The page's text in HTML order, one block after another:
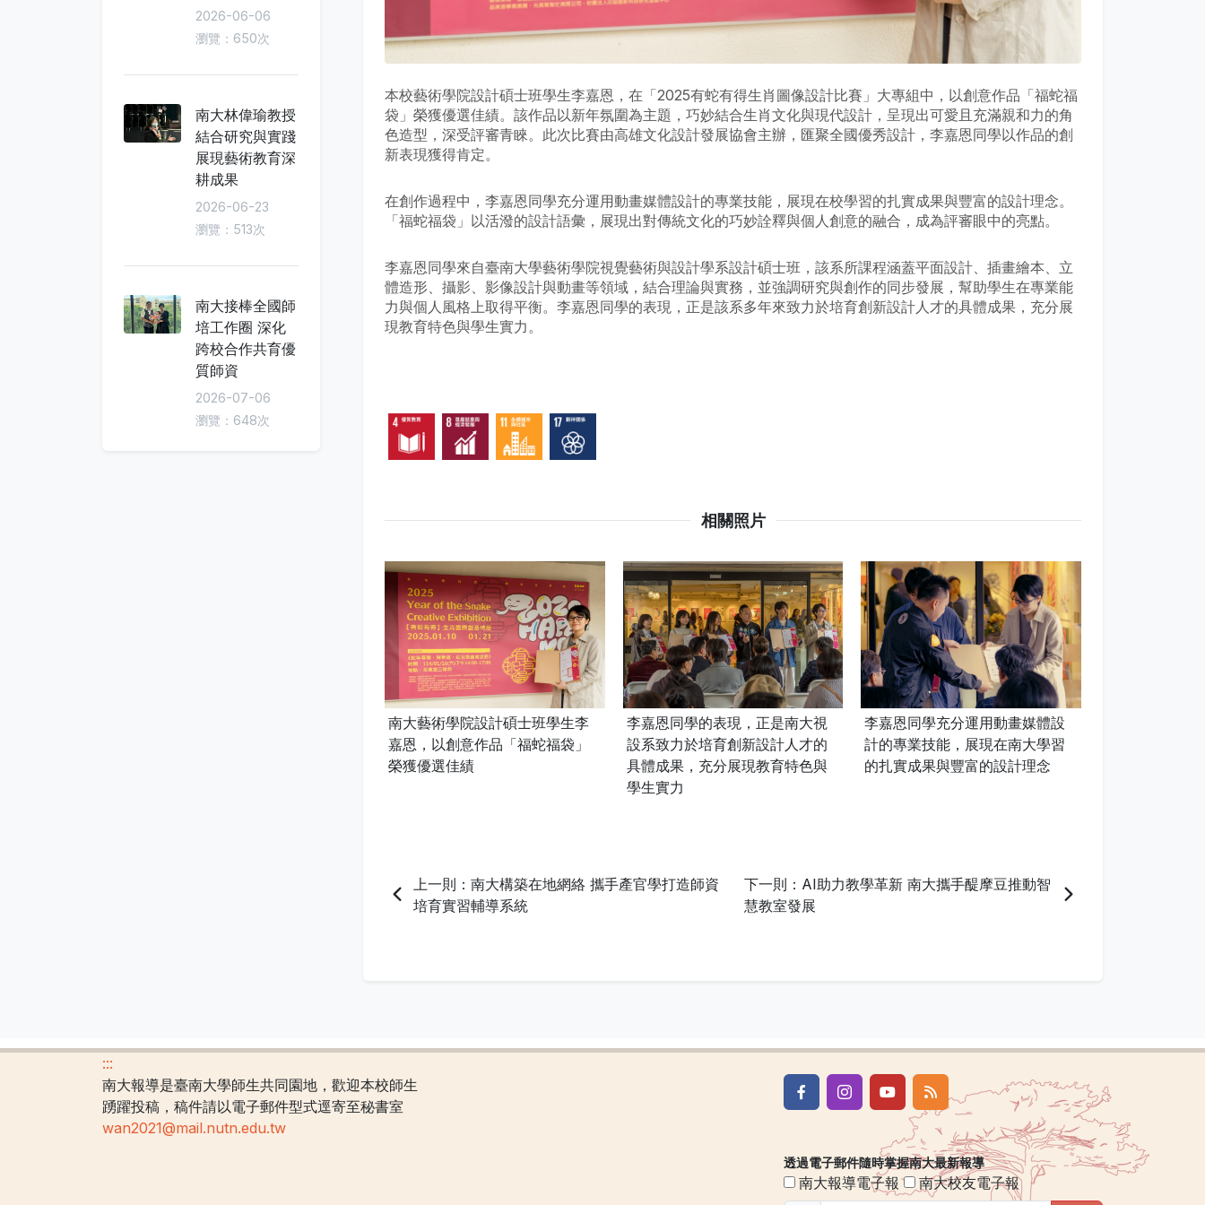
本校藝術學院設計碩士班學生李嘉恩，在「2025有蛇有得生肖圖像設計比賽」大專組中，以創意作品「福蛇福
袋」榮獲優選佳績。該作品以新年氛圍為主題，巧妙結合生肖文化與現代設計，呈現出可愛且充滿親和力的角
色造型，深受評審青睞。此次比賽由高雄文化設計發展協會主辦，匯聚全國優秀設計，李嘉恩同學以作品的創
新表現獲得肯定。
在創作過程中，李嘉恩同學充分運用動畫媒體設計的專業技能，展現在校學習的扎實成果與豐富的設計理念。
「福蛇福袋」以活潑的設計語彙，展現出對傳統文化的巧妙詮釋與個人創意的融合，成為評審眼中的亮點。
李嘉恩同學來自臺南大學藝術學院視覺藝術與設計學系設計碩士班，該系所課程涵蓋平面設計、插畫繪本、立
體造形、攝影、影像設計與動畫等領域，結合理論與實務，並強調研究與創作的同步發展，幫助學生在專業能
力與個人風格上取得平衡。李嘉恩同學的表現，正是該系多年來致力於培育創新設計人才的具體成果，充分展
現教育特色與學生實力。
相關照片
南大藝術學院設計碩士班學生李
嘉恩，以創意作品「福蛇福袋」
榮獲優選佳績
李嘉恩同學的表現，正是南大視
設系致力於培育創新設計人才的
具體成果，充分展現教育特色與
學生實力
李嘉恩同學充分運用動畫媒體設
計的專業技能，展現在南大學習
的扎實成果與豐富的設計理念
上一則：南大構築在地網絡 攜手產官學打造師資
培育實習輔導系統
下一則：AI助力教學革新 南大攜手醍摩豆推動智
慧教室發展
2026-06-06
瀏覽：650次
南大林偉瑜教授
結合研究與實踐
展現藝術教育深
耕成果
2026-06-23
瀏覽：513次
南大接棒全國師
培工作圈 深化
跨校合作共育優
質師資
2026-07-06
瀏覽：648次
:::
南大報導是臺南大學師生共同園地，歡迎本校師生
踴躍投稿，稿件請以電子郵件型式逕寄至秘書室
wan2021@mail.nutn.edu.tw
透過電子郵件隨時掌握南大最新報導
南大報導電子報 南大校友電子報